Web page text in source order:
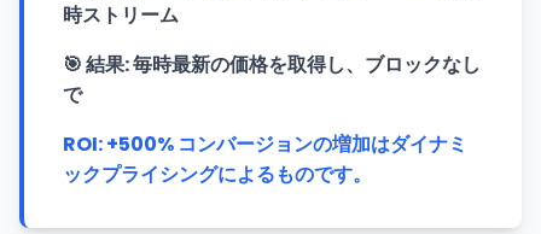
時ストリーム
🎯結果: 毎時最新の価格を取得し、ブロックなし
で
ROI: +500% コンバージョンの増加はダイナミ
ックプライシングによるものです。